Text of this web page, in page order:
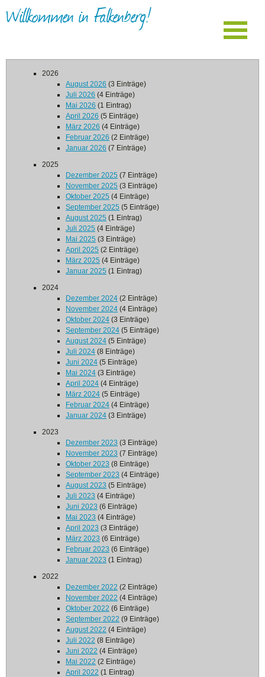
Willkommen in Falkenberg!
2026
August 2026 (3 Einträge)
Juli 2026 (4 Einträge)
Mai 2026 (1 Eintrag)
April 2026 (5 Einträge)
März 2026 (4 Einträge)
Februar 2026 (2 Einträge)
Januar 2026 (7 Einträge)
2025
Dezember 2025 (7 Einträge)
November 2025 (3 Einträge)
Oktober 2025 (4 Einträge)
September 2025 (5 Einträge)
August 2025 (1 Eintrag)
Juli 2025 (4 Einträge)
Mai 2025 (3 Einträge)
April 2025 (2 Einträge)
März 2025 (4 Einträge)
Januar 2025 (1 Eintrag)
2024
Dezember 2024 (2 Einträge)
November 2024 (4 Einträge)
Oktober 2024 (3 Einträge)
September 2024 (5 Einträge)
August 2024 (5 Einträge)
Juli 2024 (8 Einträge)
Juni 2024 (5 Einträge)
Mai 2024 (3 Einträge)
April 2024 (4 Einträge)
März 2024 (5 Einträge)
Februar 2024 (4 Einträge)
Januar 2024 (3 Einträge)
2023
Dezember 2023 (3 Einträge)
November 2023 (7 Einträge)
Oktober 2023 (8 Einträge)
September 2023 (4 Einträge)
August 2023 (5 Einträge)
Juli 2023 (4 Einträge)
Juni 2023 (6 Einträge)
Mai 2023 (4 Einträge)
April 2023 (3 Einträge)
März 2023 (6 Einträge)
Februar 2023 (6 Einträge)
Januar 2023 (1 Eintrag)
2022
Dezember 2022 (2 Einträge)
November 2022 (4 Einträge)
Oktober 2022 (6 Einträge)
September 2022 (9 Einträge)
August 2022 (4 Einträge)
Juli 2022 (8 Einträge)
Juni 2022 (4 Einträge)
Mai 2022 (2 Einträge)
April 2022 (1 Eintrag)